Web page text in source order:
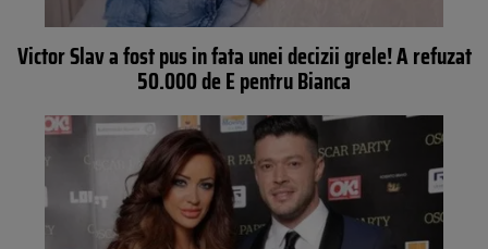
Victor Slav a fost pus in fata unei decizii grele! A refuzat
50.000 de E pentru Bianca